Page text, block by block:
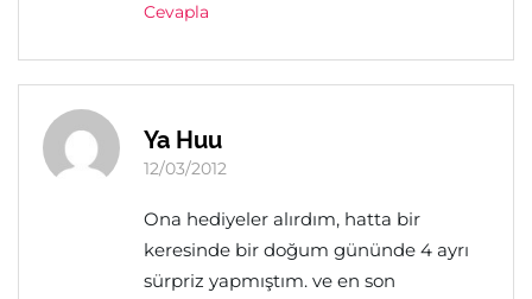
Cevapla
Ya Huu
12/03/2012
Ona hediyeler alırdım, hatta bir
keresinde bir doğum gününde 4 ayrı
sürpriz yapmıştım. ve en son